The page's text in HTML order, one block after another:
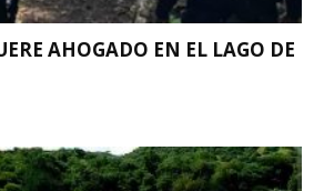
AHOGADO EN EL LAGO DE